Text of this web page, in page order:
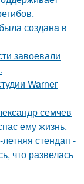
созданa в
завоевали
Warner
семчев
ему жизнь.
стендап -
что развелась